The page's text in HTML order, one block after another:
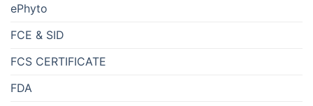
ePhyto
FCE & SID
FCS CERTIFICATE
FDA